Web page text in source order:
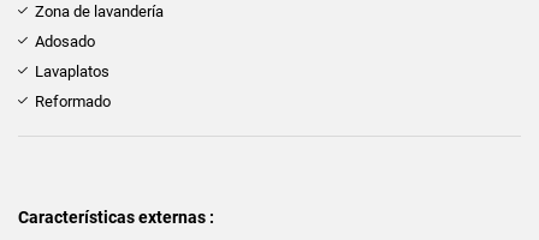
Zona de lavandería
Adosado
Lavaplatos
Reformado
Características externas :